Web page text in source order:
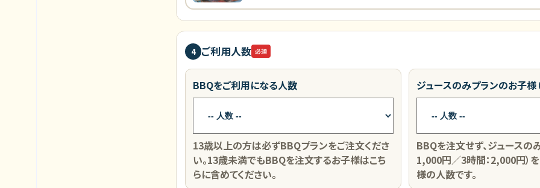
4 ご利用人数 必須
BBQをご利用になる人数
13歳以上の方は必ずBBQプランをご注文くださ
い。13歳未満でもBBQを注文するお子様はこち
らに含めてください。
ジュースのみプランのお子様
BBQを注文せず、ジュースの
1,000円／3時間：2,000円）
様の人数です。